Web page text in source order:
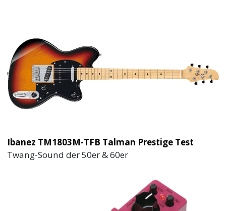
Ibanez TM1803M-TFB Talman Prestige Test
Twang-Sound der 50er & 60er